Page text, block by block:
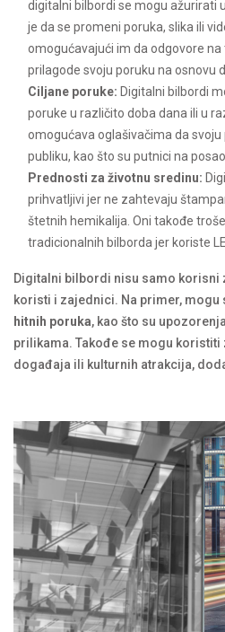
digitalni bilbordi se mogu ažurirati
je da se promeni poruka, slika ili
omogućavajući im da odgovore
prilagode svoju poruku na osnovu
Ciljane poruke: Digitalni bilbordi
poruke u različito doba dana ili u
omogućava oglašivačima da
publiku, kao što su putnici na
Prednosti za životnu sredinu:
prihvatljivi jer ne zahtevaju
štetnih hemikalija. Oni takođe
tradicionalnih bilborda jer koriste
Digitalni bilbordi nisu samo korisni
koristi i zajednici. Na primer, mogu
hitnih poruka, kao što su
prilikama. Takođe se mogu
događaja ili kulturnih atrakcija,